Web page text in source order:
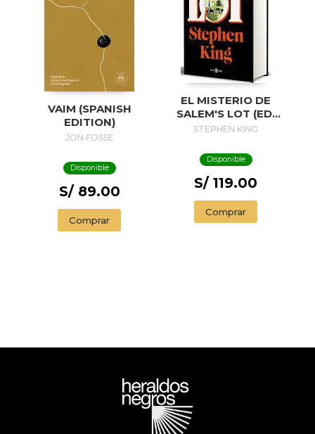
VAIM (SPANISH
EDITION)
JON FOSSE
Disponible
S/ 89.00
Comprar
EL MISTERIO DE
SALEM'S LOT (ED.
50 ANIVERSARIO) /
STEPHEN KING
Disponible
S/ 119.00
Comprar